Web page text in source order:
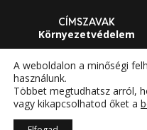
CÍMSZAVAK
Környezetvédelem
Fenntarthatóság
Megújuló energia
A weboldalon a minőségi
használunk.
Többet megtudhatsz arról,
vagy kikapcsolhatod őket a